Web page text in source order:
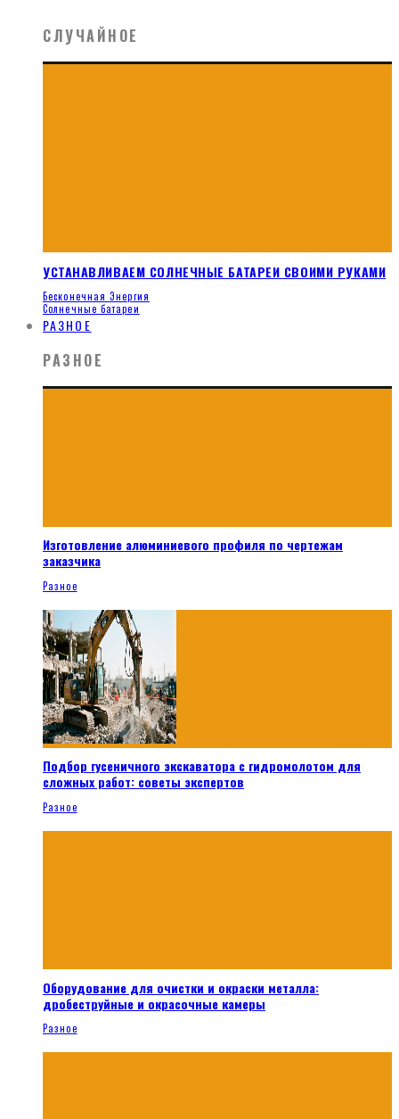
СЛУЧАЙНОЕ
УСТАНАВЛИВАЕМ СОЛНЕЧНЫЕ БАТАРЕИ СВОИМИ РУКАМИ
Бесконечная Энергия
Солнечные батареи
РАЗНОЕ
РАЗНОЕ
Изготовление алюминиевого профиля по чертежам
заказчика
Разное
Подбор гусеничного экскаватора с гидромолотом для
сложных работ: советы экспертов
Разное
Оборудование для очистки и окраски металла:
дробеструйные и окрасочные камеры
Разное